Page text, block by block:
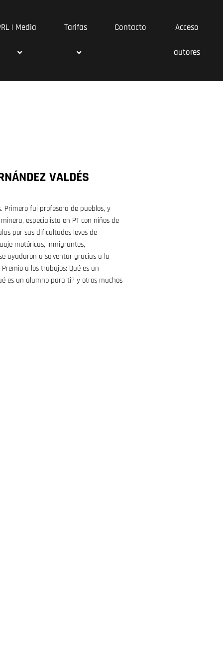
| Media Tarifas Contacto Acceso
autores
VALDÉS
Primero fui profesora de pueblos, y
especialista en PT con niños de
por sus dificultades leves de
motóricas, inmigrantes,
ayudaron a solventar gracias a la
a los trabajos: Qué es un
es un alumno para ti? y otros muchos